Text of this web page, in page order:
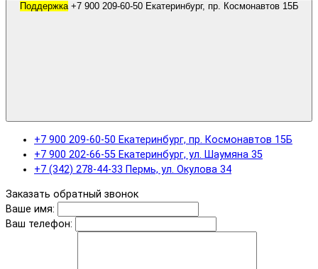
Поддержка
+7 900 209-60-50 Екатеринбург, пр. Космонавтов 15Б
+7 900 202-66-55 Екатеринбург, ул. Шаумяна 35
+7 (342) 278-44-33 Пермь, ул. Окулова 34
Заказать обратный звонок
Ваше имя:
Ваш телефон: